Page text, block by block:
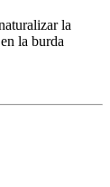
la
la burda